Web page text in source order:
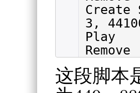
Create
3,
Play
Remove
这段脚本